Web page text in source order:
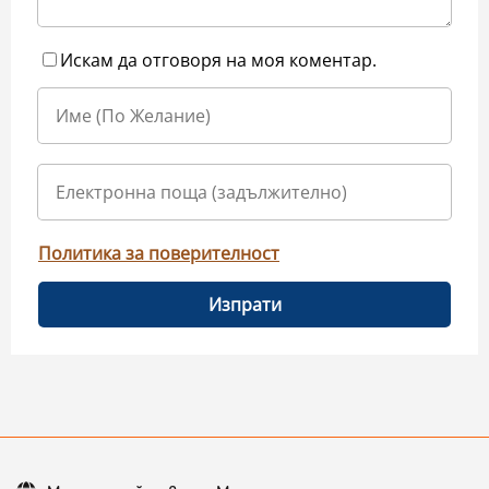
Искам да отговоря на моя коментар.
Политика за поверителност
Изпрати